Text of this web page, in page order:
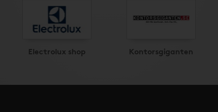
Electrolux shop Kontorsgiganten